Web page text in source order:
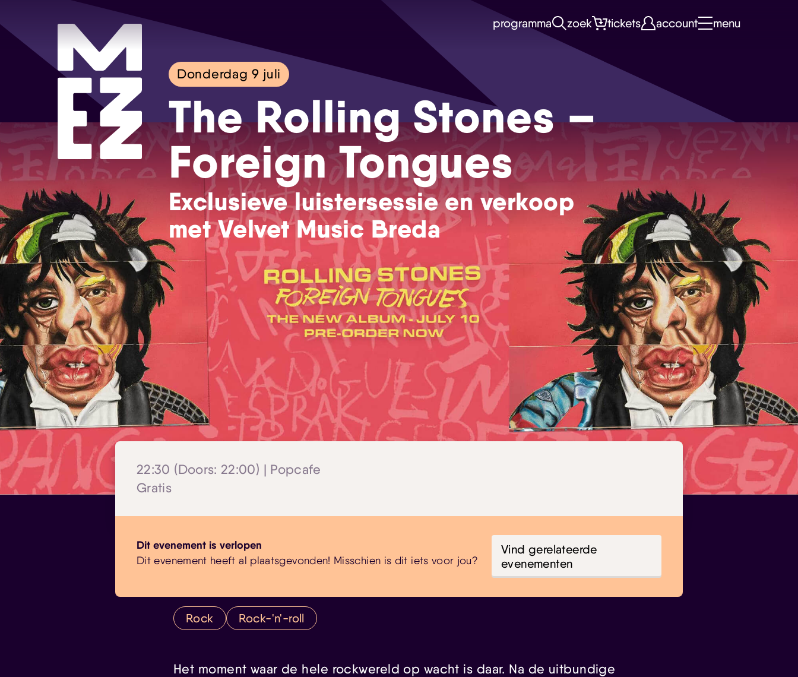
Skip navigatie
programma zoek tickets account menu
Donderdag 9 juli
The Rolling Stones –
Foreign Tongues
Exclusieve luistersessie en verkoop
met Velvet Music Breda
22:30 (Doors: 22:00) | Popcafe
Gratis
Dit evenement is verlopen
Dit evenement heeft al plaatsgevonden! Misschien is dit iets voor jou?
Vind gerelateerde
evenementen
Rock Rock-'n'-roll
Het moment waar de hele rockwereld op wacht is daar. Na de uitbundige